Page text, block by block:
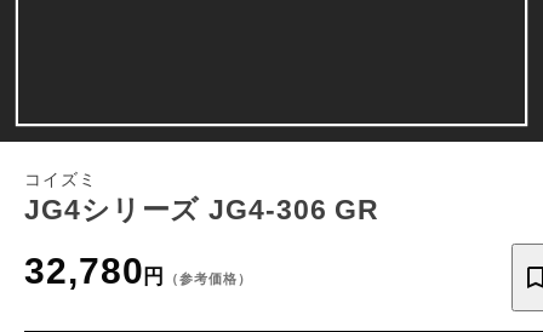
コイズミ
JG4シリーズ JG4-306 GR
32,780 円 （参考価格）